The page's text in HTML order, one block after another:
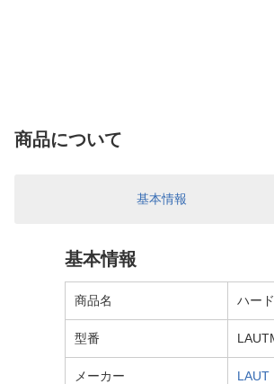
商品について
基本情報
基本情報
商品名 ハー
型番
メーカー LAUT